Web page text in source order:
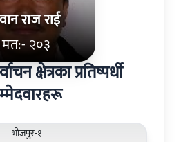
राज राई
मत:- २०३
क्षेत्रका प्रतिष्पर्धी
भोजपुर-१